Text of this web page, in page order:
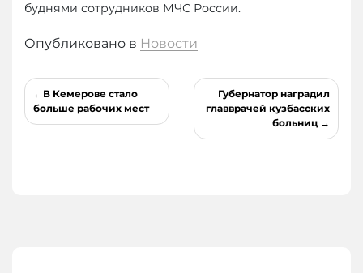
буднями сотрудников МЧС России.
Опубликовано в Новости
Навигация
по
В Кемерове стало
больше рабочих мест
Губернатор наградил
главврачей кузбасских
больниц